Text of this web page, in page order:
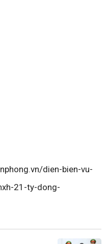
dien-bien-vu-
21-ty-dong-